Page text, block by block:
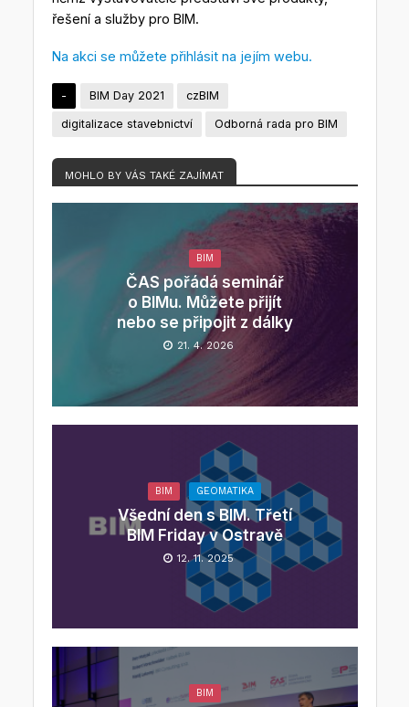
řešení a služby pro BIM.
Na akci se můžete přihlásit na jejím webu.
- BIM Day 2021 czBIM
digitalizace stavebnictví Odborná rada pro BIM
MOHLO BY VÁS TAKÉ ZAJÍMAT
BIM
ČAS pořádá seminář
o BIMu. Můžete přijít
nebo se připojit z dálky
21. 4. 2026
BIM GEOMATIKA
Všední den s BIM. Třetí
BIM Friday v Ostravě
12. 11. 2025
BIM